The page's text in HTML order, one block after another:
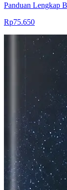
Panduan
Rp75.650